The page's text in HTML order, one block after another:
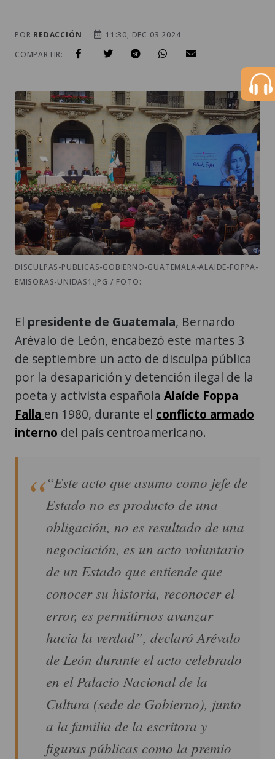
POR REDACCIÓN
11:30, DEC 03 2024
COMPARTIR:
DISCULPAS-PUBLICAS-GOBIERNO-GUATEMALA-ALAIDE-FOPPA-
EMISORAS-UNIDAS1.JPG / FOTO:
El presidente de Guatemala, Bernardo
Arévalo de León, encabezó este martes 3
de septiembre un acto de disculpa pública
por la desaparición y detención ilegal de la
poeta y activista española Alaíde Foppa
Falla en 1980, durante el conflicto armado
interno del país centroamericano.
“Este acto que asumo como jefe de
Estado no es producto de una
obligación, no es resultado de una
negociación, es un acto voluntario
de un Estado que entiende que
conocer su historia, reconocer el
error, es permitirnos avanzar
hacia la verdad”, declaró Arévalo
de León durante el acto celebrado
en el Palacio Nacional de la
Cultura (sede de Gobierno), junto
a la familia de la escritora y
figuras públicas como la premio